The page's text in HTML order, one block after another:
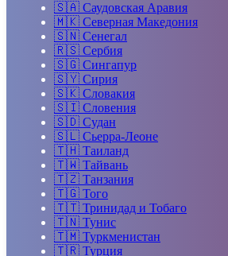
🇸🇦 Саудовская Аравия
🇲🇰 Северная Македония
🇸🇳 Сенегал
🇷🇸 Сербия
🇸🇬 Сингапур
🇸🇾 Сирия
🇸🇰 Словакия
🇸🇮 Словения
🇸🇩 Судан
🇸🇱 Сьерра-Леоне
🇹🇭 Таиланд
🇹🇼 Тайвань
🇹🇿 Танзания
🇹🇬 Того
🇹🇹 Тринидад и Тобаго
🇹🇳 Тунис
🇹🇲 Туркменистан
🇹🇷 Турция